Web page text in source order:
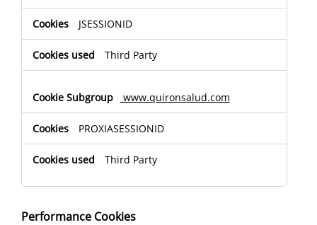
JSESSIONID
Third Party
www.quironsalud.com
PROXIASESSIONID
Third Party
Performance Cookies